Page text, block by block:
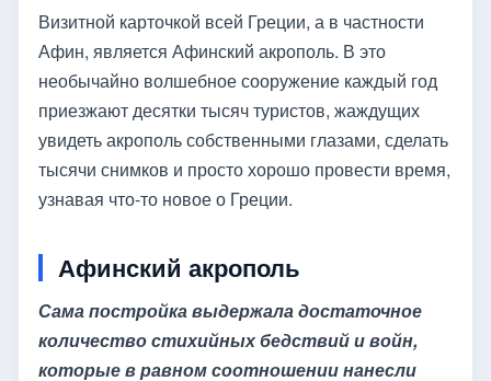
Визитной карточкой всей Греции, а в частности
Афин, является Афинский акрополь. В это
необычайно волшебное сооружение каждый год
приезжают десятки тысяч туристов, жаждущих
увидеть акрополь собственными глазами, сделать
тысячи снимков и просто хорошо провести время,
узнавая что-то новое о Греции.
Афинский акрополь
Сама постройка выдержала достаточное
количество стихийных бедствий и войн,
которые в равном соотношении нанесли